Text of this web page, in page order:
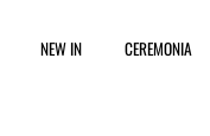
NEW IN CEREMONIA